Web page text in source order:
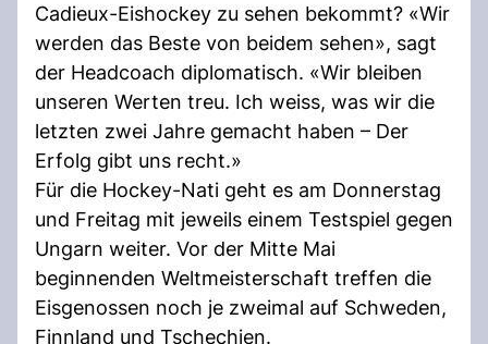
Cadieux-Eishockey zu sehen bekommt? «Wir
werden das Beste von beidem sehen», sagt
der Headcoach diplomatisch. «Wir bleiben
unseren Werten treu. Ich weiss, was wir die
letzten zwei Jahre gemacht haben – Der
Erfolg gibt uns recht.»
Für die Hockey-Nati geht es am Donnerstag
und Freitag mit jeweils einem Testspiel gegen
Ungarn weiter. Vor der Mitte Mai
beginnenden Weltmeisterschaft treffen die
Eisgenossen noch je zweimal auf Schweden,
Finnland und Tschechien.